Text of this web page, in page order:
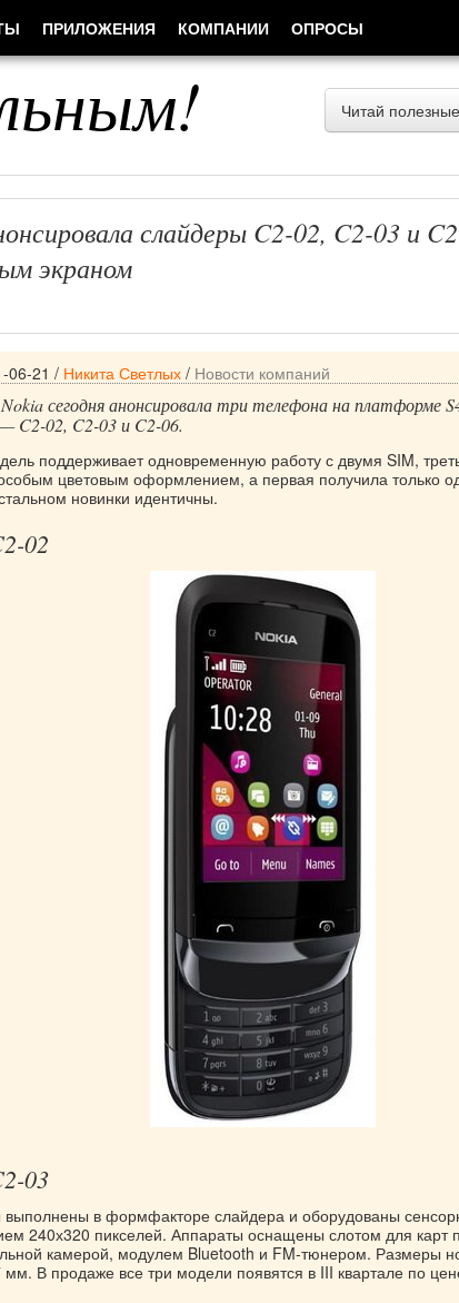
Читай
слайдеры C2-02, C2-03 и
экраном
06-21 / Никита Светлых / Новости компаний
сегодня анонсировала три телефона на платформе
C2-02, C2-03 и C2-06.
поддерживает одновременную работу с двумя SIM,
цветовым оформлением, а первая получила только
новинки идентичны.
02
03
в формфакторе слайдера и оборудованы
240х320 пикселей. Аппараты оснащены слотом для карт
камерой, модулем Bluetooth и FM-тюнером. Размеры
мм. В продаже все три модели появятся в III квартале по
ПРИЛОЖЕНИЯ КОМПАНИИ ОПРОСЫ